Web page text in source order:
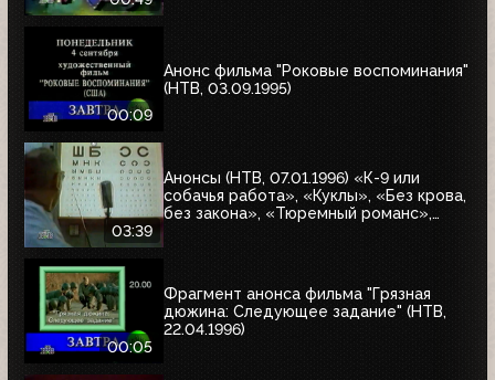
00:09
Анонс фильма "Роковые воспоминания"
(НТВ, 03.09.1995)
03:39
Анонсы (НТВ, 07.01.1996) «К-9 или
собачья работа», «Куклы», «Без крова,
без закона», «Тюремный романс»,
00:05
Фрагмент анонса фильма "Грязная
дюжина: Следующее задание" (НТВ,
22.04.1996)